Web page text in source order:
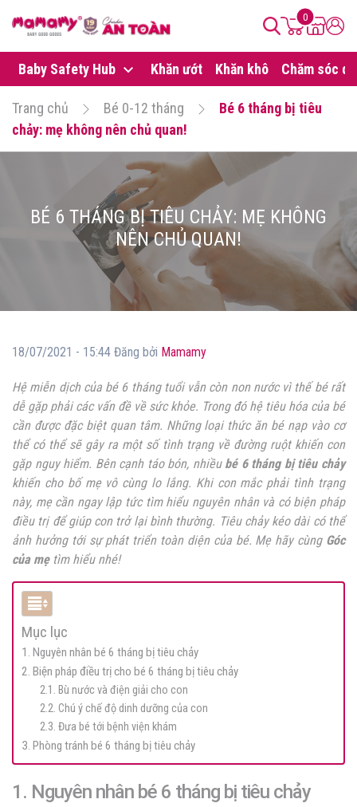
0
Baby Safety Hub Khăn ướt Khăn khô Chăm sóc da
Trang chủ Bé 0-12 tháng
Bé 6 tháng bị tiêu
chảy: mẹ không nên chủ quan!
BÉ 6 THÁNG BỊ TIÊU CHẢY: MẸ KHÔNG
NÊN CHỦ QUAN!
18/07/2021 - 15:44 Đăng bởi Mamamy
Hệ miễn dịch của bé 6 tháng tuổi vẫn còn non nước vì thế bé rất
dễ gặp phải các vấn đề về sức khỏe. Trong đó hệ tiêu hóa của bé
cần được đặc biệt quan tâm. Những loại thức ăn bé nạp vào cơ
thể có thể sẽ gây ra một số tình trạng về đường ruột khiến con
gặp nguy hiểm. Bên cạnh táo bón, nhiều bé 6 tháng bị tiêu chảy
khiến cho bố mẹ vô cùng lo lắng. Khi con mắc phải tình trạng
này, mẹ cần ngay lập tức tìm hiểu nguyên nhân và có biện pháp
điều trị để giúp con trở lại bình thường. Tiêu chảy kéo dài có thể
ảnh hưởng tới sự phát triển toàn diện của bé. Mẹ hãy cùng Góc
của mẹtìm hiểu nhé!
Mục lục
1. Nguyên nhân bé 6 tháng bị tiêu chảy
2. Biện pháp điều trị cho bé 6 tháng bị tiêu chảy
2.1. Bù nước và điện giải cho con
2.2. Chú ý chế độ dinh dưỡng của con
2.3. Đưa bé tới bệnh viện khám
3. Phòng tránh bé 6 tháng bị tiêu chảy
1. Nguyên nhân bé 6 tháng bị tiêu chảy